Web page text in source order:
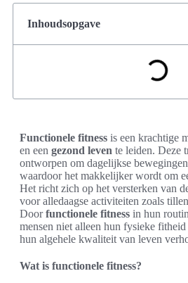
Inhoudsopgave
Functionele fitness is een krachtige
en een gezond leven te leiden. Deze
ontworpen om dagelijkse
waardoor het makkelijker wordt om
Het richt zich op het versterken van
voor alledaagse activiteiten zoals
Doorfunctionele fitness in hun
mensen niet alleen hun fysieke
hun algehele kwaliteit van leven
Wat is functionele fitness?